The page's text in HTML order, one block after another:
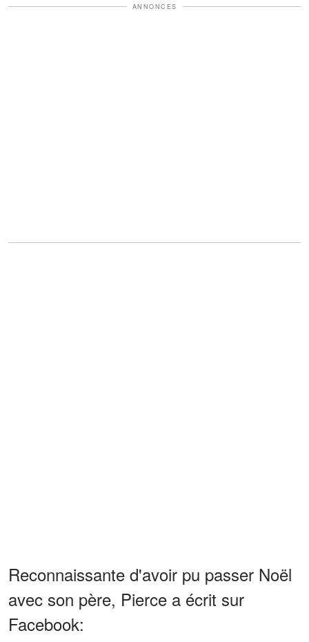
ANNONCES
Reconnaissante d'avoir pu passer Noël
avec son père, Pierce a écrit sur
Facebook: